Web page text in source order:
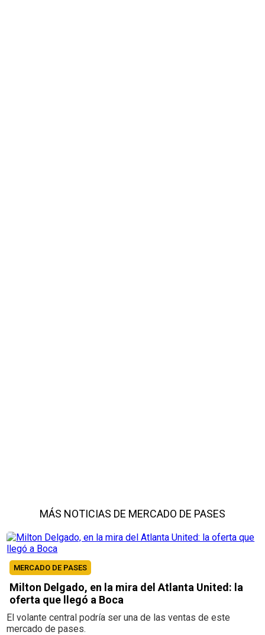
MÁS NOTICIAS DE MERCADO DE PASES
MERCADO DE PASES
Milton Delgado, en la mira del Atlanta United: la
oferta que llegó a Boca
El volante central podría ser una de las ventas de este
mercado de pases.